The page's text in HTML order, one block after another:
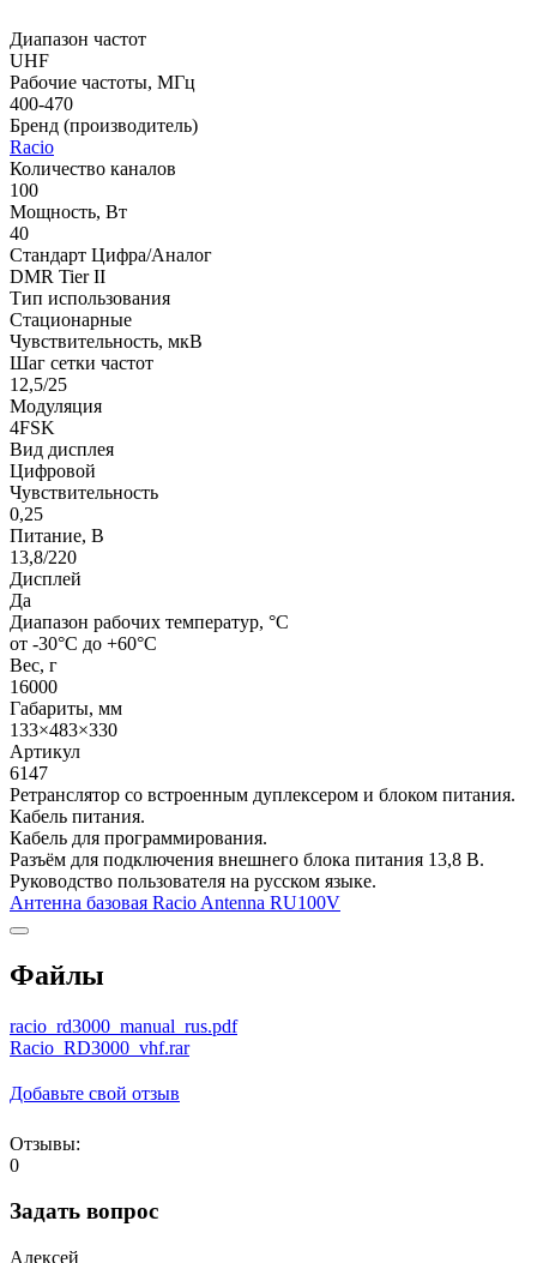
Диапазон частот
UHF
Рабочие частоты, МГц
400-470
Бренд (производитель)
Raciо
Количество каналов
100
Мощность, Вт
40
Стандарт Цифра/Аналог
DMR Tier II
Тип использования
Стационарные
Чувствительность, мкВ
Шаг сетки частот
12,5/25
Модуляция
4FSK
Вид дисплея
Цифровой
Чувствительность
0,25
Питание, B
13,8/220
Дисплей
Да
Диапазон рабочих температур, °С
от -30°C до +60°C
Вес, г
16000
Габариты, мм
133×483×330
Артикул
6147
Ретранслятор со встроенным дуплексером и блоком питания.
Кабель питания.
Кабель для программирования.
Разъём для подключения внешнего блока питания 13,8 В.
Руководство пользователя на русском языке.
Антенна базовая Racio Antenna RU100V
Файлы
racio_rd3000_manual_rus.pdf
Racio_RD3000_vhf.rar
Добавьте свой отзыв
Отзывы:
0
Задать вопрос
Алексей